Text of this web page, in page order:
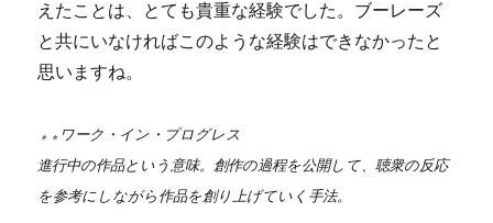
えたことは、とても貴重な経験でした。ブーレーズ
と共にいなければこのような経験はできなかったと
思いますね。
＊＊ ワーク・イン・プログレス
進行中の作品という意味。創作の過程を公開して、聴衆の反応
を参考にしながら作品を創り上げていく手法。